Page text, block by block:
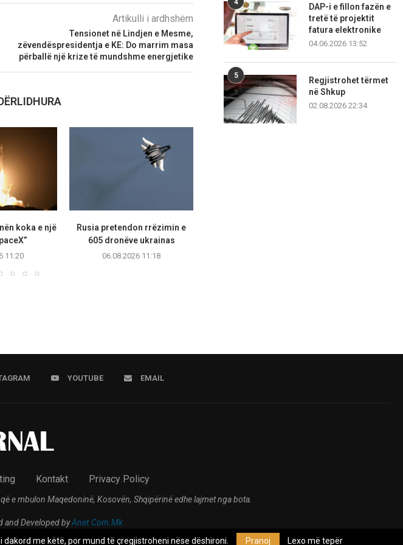
Artikulli i ardhshëm
Tensionet në Lindjen e Mesme,
zëvendëspresidentja e KE: Do marrim masa
përballë një krize të mundshme energjetike
koka e një
11:20
Rusia pretendon rrëzimin e
605 dronëve ukrainas
06.08.2026 11:18
4
DAP-i e fillon fazën e
tretë të projektit
fatura elektronike
04.06.2026 13:52
5
Regjistrohet tërmet
në Shkup
02.08.2026 22:34
YOUTUBE EMAIL
Kontakt Privacy Policy
e mbulon Maqedoninë, Kosovën, Shqipërinë edhe lajmet nga bota.
and Developed byAnet.Com.Mk
me këtë, por mund të çregjistroheni nëse dëshironi.
Pranoj Lexo më tepër